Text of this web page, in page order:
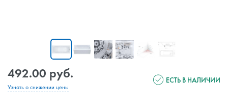
492.00 руб.
Узнать о снижении цены
ЕСТЬ В НАЛИЧИИ